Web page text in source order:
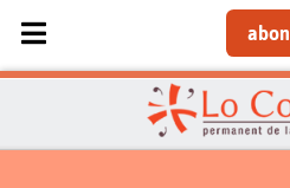
Sélectionnez votre langue